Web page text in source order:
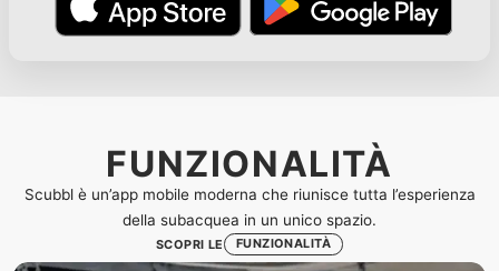
FUNZIONALITÀ
Scubbl è un’app mobile moderna che riunisce tutta l’esperienza
della subacquea in un unico spazio.
SCOPRI LE FUNZIONALITÀ